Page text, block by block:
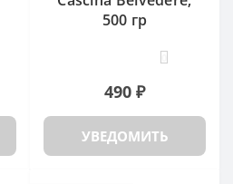
500 гр
490 ₽
УВЕДОМИТЬ